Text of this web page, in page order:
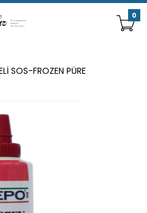
0
SOS-FROZEN PÜRE